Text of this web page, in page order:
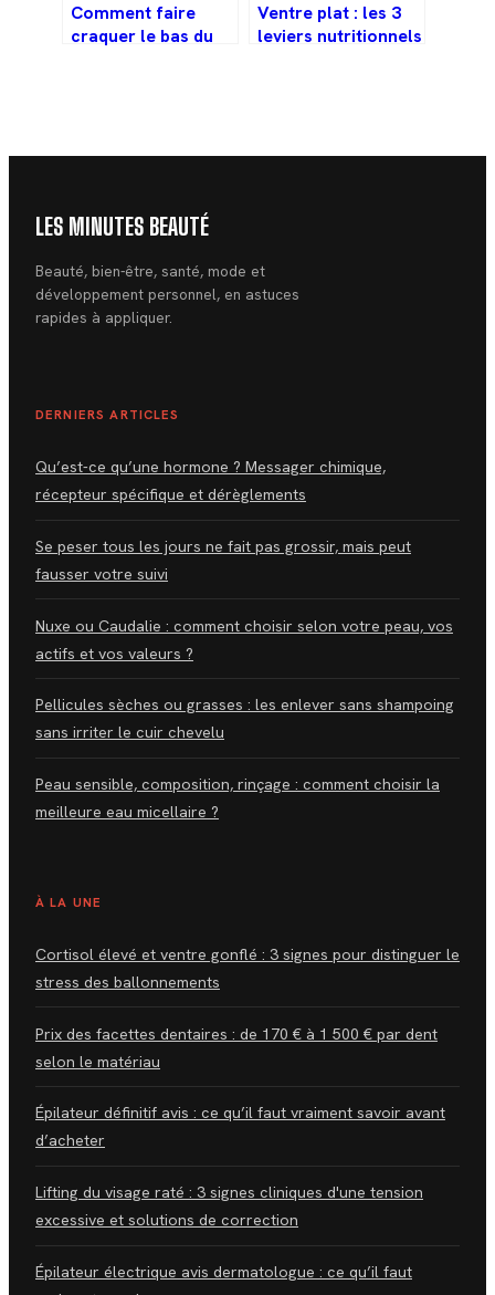
Comment faire
craquer le bas du
Ventre plat : les 3
leviers nutritionnels
LES MINUTES BEAUTÉ
Beauté, bien-être, santé, mode et
développement personnel, en astuces
rapides à appliquer.
DERNIERS ARTICLES
Qu’est-ce qu’une hormone ? Messager chimique,
récepteur spécifique et dérèglements
Se peser tous les jours ne fait pas grossir, mais peut
fausser votre suivi
Nuxe ou Caudalie : comment choisir selon votre peau, vos
actifs et vos valeurs ?
Pellicules sèches ou grasses : les enlever sans shampoing
sans irriter le cuir chevelu
Peau sensible, composition, rinçage : comment choisir la
meilleure eau micellaire ?
À LA UNE
Cortisol élevé et ventre gonflé : 3 signes pour distinguer le
stress des ballonnements
Prix des facettes dentaires : de 170 € à 1 500 € par dent
selon le matériau
Épilateur définitif avis : ce qu’il faut vraiment savoir avant
d’acheter
Lifting du visage raté : 3 signes cliniques d'une tension
excessive et solutions de correction
Épilateur électrique avis dermatologue : ce qu’il faut